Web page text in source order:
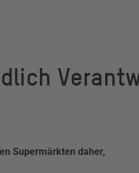
Supermärkten daher,